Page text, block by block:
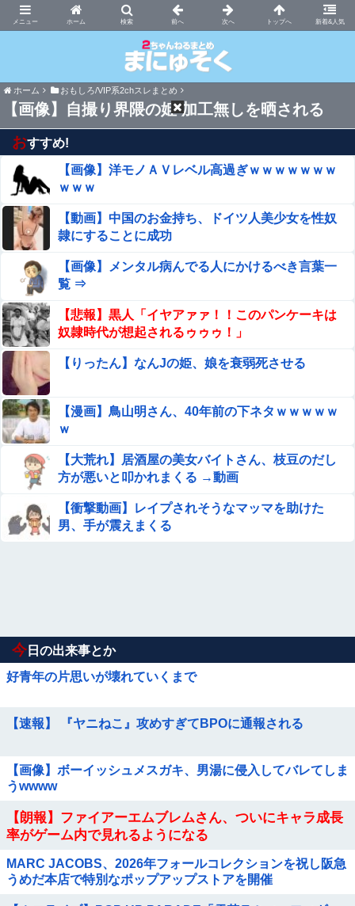
ホーム 新着&人気
まにゅそく 2chまとめニュース速報VIP
ホーム おもしろ/VIP系2chスレまとめ
【画像】自撮り界隈の姫 加工無しを晒される
おすすめ!
【画像】洋モノＡＶレベル高過ぎｗｗｗｗｗｗｗ
ｗｗｗ
【動画】中国のお金持ち、ドイツ人美少女を性奴
隷にすることに成功
【画像】メンタル病んでる人にかけるべき言葉一
覧 ⇒
【悲報】黒人「イヤアァァ！！このパンケーキは
奴隷時代が想起されるゥゥゥ！」
【りったん】なんJの姫、娘を衰弱死させる
【漫画】鳥山明さん、40年前の下ネタｗｗｗｗｗ
ｗ
【大荒れ】居酒屋の美女バイトさん、枝豆のだし
方が悪いと叩かれまくる →動画
【衝撃動画】レイプされそうなマッマを助けた
男、手が震えまくる
今 日の出来事とか
好青年の片思いが壊れていくまで
【速報】 『ヤニねこ』攻めすぎてBPOに通報される
【画像】ボーイッシュメスガキ、男湯に侵入してバレてしま
うwwww
【朗報】ファイアーエムブレムさん、ついにキャラ成長
率がゲーム内で見れるようになる
MARC JACOBS、2026年フォールコレクションを祝し阪急
うめだ本店で特別なポップアップストアを開催